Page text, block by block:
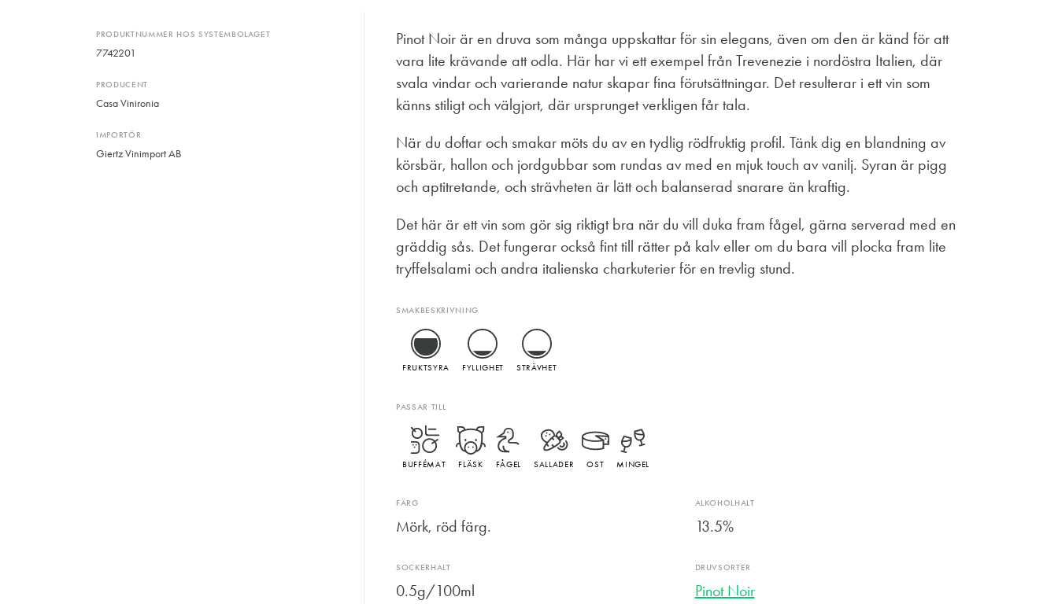
PRODUKTNUMMER HOS SYSTEMBOLAGET
7742201
PRODUCENT
Casa Vinironia
IMPORTÖR
Giertz Vinimport AB
Pinot Noir är en druva som många uppskattar för sin elegans, även om den är känd för att
vara lite krävande att odla. Här har vi ett exempel från Trevenezie i nordöstra Italien, där
svala vindar och varierande natur skapar fina förutsättningar. Det resulterar i ett vin som
känns stiligt och välgjort, där ursprunget verkligen får tala.
När du doftar och smakar möts du av en tydlig rödfruktig profil. Tänk dig en blandning av
körsbär, hallon och jordgubbar som rundas av med en mjuk touch av vanilj. Syran är pigg
och aptitretande, och strävheten är lätt och balanserad snarare än kraftig.
Det här är ett vin som gör sig riktigt bra när du vill duka fram fågel, gärna serverad med en
gräddig sås. Det fungerar också fint till rätter på kalv eller om du bara vill plocka fram lite
tryffelsalami och andra italienska charkuterier för en trevlig stund.
SMAKBESKRIVNING
FRUKTSYRA FYLLIGHET STRÄVHET
PASSAR TILL
BUFFÉMAT FLÄSK FÅGEL SALLADER OST MINGEL
FÄRG
Mörk, röd färg.
ALKOHOLHALT
13.5%
SOCKERHALT
0.5g/100ml
DRUVSORTER
Pinot Noir